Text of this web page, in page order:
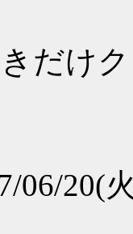
だけ
06/20(